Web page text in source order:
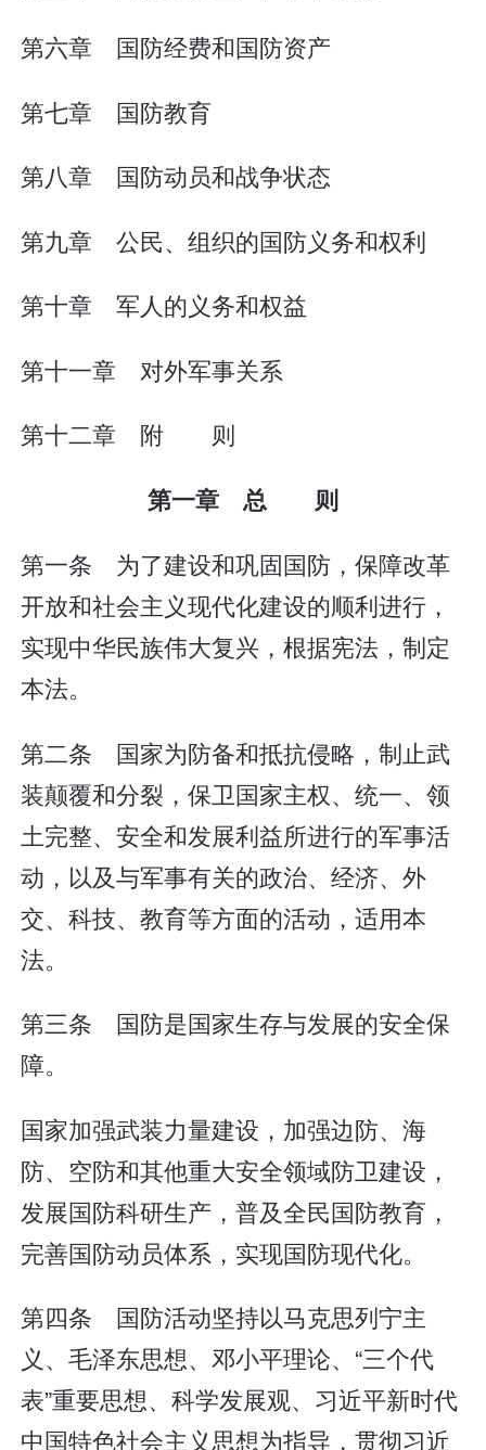
第六章 国防经费和国防资产
第七章 国防教育
第八章 国防动员和战争状态
第九章 公民、组织的国防义务和权利
第十章 军人的义务和权益
第十一章 对外军事关系
第十二章 附 则
第一章 总 则
第一条 为了建设和巩固国防，保障改革
开放和社会主义现代化建设的顺利进行，
实现中华民族伟大复兴，根据宪法，制定
本法。
第二条 国家为防备和抵抗侵略，制止武
装颠覆和分裂，保卫国家主权、统一、领
土完整、安全和发展利益所进行的军事活
动，以及与军事有关的政治、经济、外
交、科技、教育等方面的活动，适用本
法。
第三条 国防是国家生存与发展的安全保
障。
国家加强武装力量建设，加强边防、海
防、空防和其他重大安全领域防卫建设，
发展国防科研生产，普及全民国防教育，
完善国防动员体系，实现国防现代化。
第四条 国防活动坚持以马克思列宁主
义、毛泽东思想、邓小平理论、“三个代
表”重要思想、科学发展观、习近平新时代
中国特色社会主义思想为指导，贯彻习近